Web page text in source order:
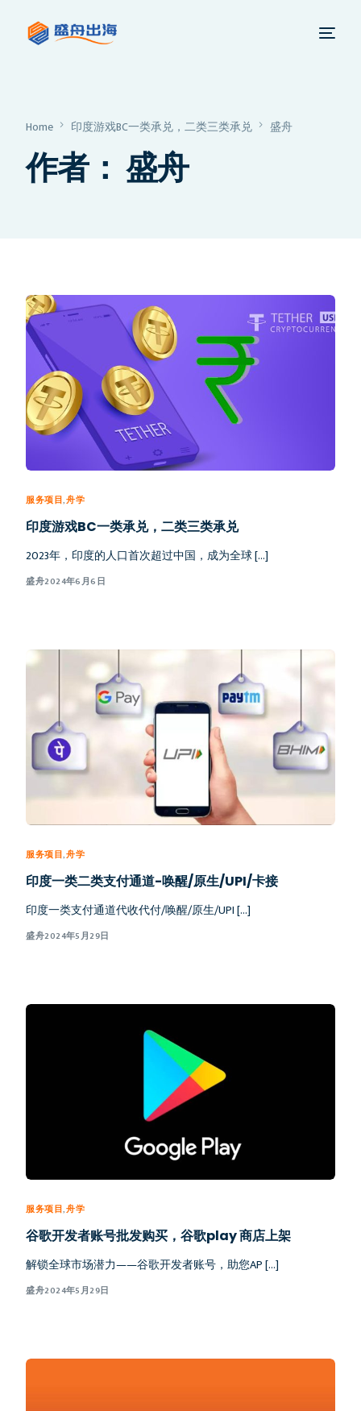
Home 印度游戏BC一类承兑，二类三类承兑 盛舟
作者：盛舟
服务项目,舟学
印度游戏BC一类承兑，二类三类承兑
2023年，印度的人口首次超过中国，成为全球 […]
盛舟2024年6月6日
服务项目,舟学
印度一类二类支付通道-唤醒/原生/UPI/卡接
印度一类支付通道代收代付/唤醒/原生/UPI […]
盛舟2024年5月29日
服务项目,舟学
谷歌开发者账号批发购买，谷歌play 商店上架
解锁全球市场潜力——谷歌开发者账号，助您AP […]
盛舟2024年5月29日